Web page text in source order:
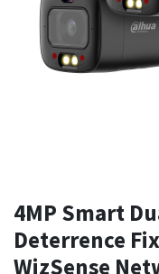
4MP Smart
Deterrence
WizSense